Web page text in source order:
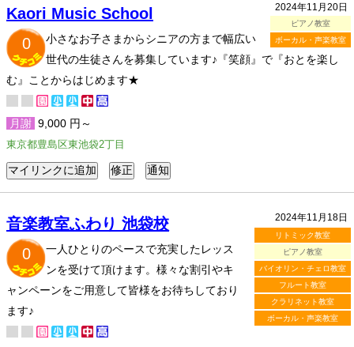
2024年11月20日
ピアノ教室
ボーカル・声楽教室
Kaori Music School
0
小さなお子さまからシニアの方まで幅広い
世代の生徒さんを募集しています♪『笑顔』で『おとを楽し
む』ことからはじめます★
月謝 9,000 円～
東京都豊島区東池袋2丁目
2024年11月18日
リトミック教室
ピアノ教室
バイオリン・チェロ教室
フルート教室
クラリネット教室
ボーカル・声楽教室
音楽教室ふわり 池袋校
0
一人ひとりのペースで充実したレッス
ンを受けて頂けます。様々な割引やキ
ャンペーンをご用意して皆様をお待ちしており
ます♪